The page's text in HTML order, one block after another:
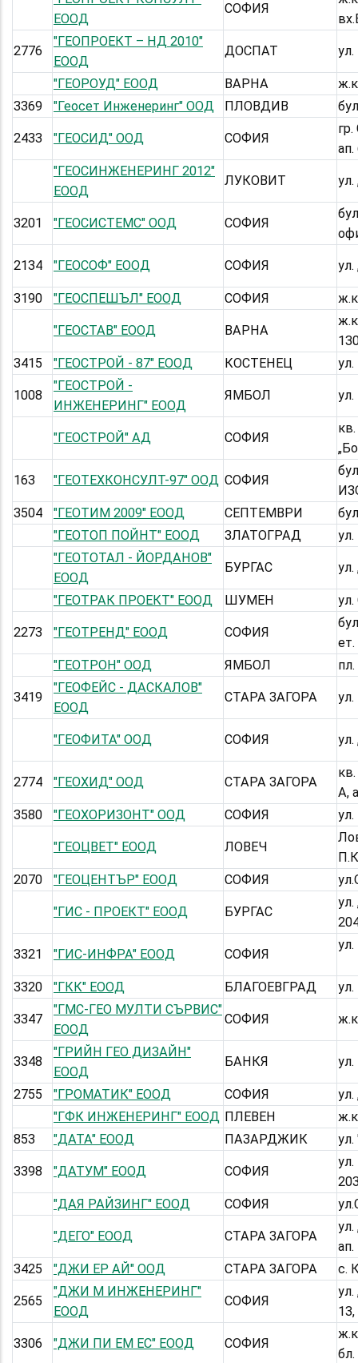
ЕООД
СОФИЯ
2776
"ГЕОПРОЕКТ – НД 2010"
ЕООД
ДОСПАТ
"ГЕОРОУД" ЕООД ВАРНА
3369
"Геосет Инженеринг" ООД ПЛОВДИВ
2433 "ГЕОСИД" ООД СОФИЯ
ап.
"ГЕОСИНЖЕНЕРИНГ 2012"
ЕООД
ЛУКОВИТ
3201 "ГЕОСИСТЕМС" ООД СОФИЯ
2134 "ГЕОСОФ" ЕООД СОФИЯ ул.
3190 "ГЕОСПЕШЪЛ" ЕООД СОФИЯ
"ГЕОСТАВ" ЕООД ВАРНА
3415
"ГЕОСТРОЙ - 87" ЕООД КОСТЕНЕЦ
1008
"ГЕОСТРОЙ -
ИНЖЕНЕРИНГ" ЕООД
ЯМБОЛ
"ГЕОСТРОЙ" АД СОФИЯ
163 "ГЕОТЕХКОНСУЛТ-97" ООД СОФИЯ
3504
"ГЕОТИМ 2009" ЕООД СЕПТЕМВРИ
"ГЕОТОП ПОЙНТ" ЕООД
ЗЛАТОГРАД
"ГЕОТОТАЛ - ЙОРДАНОВ"
ЕООД
БУРГАС
"ГЕОТРАК ПРОЕКТ" ЕООД ШУМЕН
2273 "ГЕОТРЕНД" EООД СОФИЯ
ет.
"ГЕОТРОН" ООД
ЯМБОЛ
3419
"ГЕОФЕЙС - ДАСКАЛОВ"
ЕООД
СТАРА ЗАГОРА
"ГЕОФИТА" ООД СОФИЯ
2774 "ГЕОХИД" ООД СТАРА ЗАГОРА
А,
3580
"ГЕОХОРИЗОНТ" ООД СОФИЯ
"ГЕОЦВЕТ" ЕООД ЛОВЕЧ
2070
"ГЕОЦЕНТЪР" ЕООД СОФИЯ
"ГИС - ПРОЕКТ" ЕООД БУРГАС
3321 "ГИС-ИНФРА" ЕООД СОФИЯ
3320 "ГКК" ЕООД БЛАГОЕВГРАД
3347
"ГМС-ГЕО МУЛТИ СЪРВИС"
ЕООД
СОФИЯ
3348
"ГРИЙН ГЕО ДИЗАЙН"
ЕООД
БАНКЯ
2755 "ГРОМАТИК" ЕООД СОФИЯ
"ГФК ИНЖЕНЕРИНГ" ЕООД ПЛЕВЕН
853
"ДАТА" ЕООД ПАЗАРДЖИК
3398 "ДАТУМ" ЕООД СОФИЯ
"ДАЯ РАЙЗИНГ" ЕООД
СОФИЯ
"ДЕГО" ЕООД СТАРА ЗАГОРА
ап.
3425
"ДЖИ ЕР АЙ" ООД СТАРА ЗАГОРА с.
2565
"ДЖИ М ИНЖЕНЕРИНГ"
ЕООД
СОФИЯ
13,
3306 "ДЖИ ПИ ЕМ ЕС" ЕООД СОФИЯ
бл.